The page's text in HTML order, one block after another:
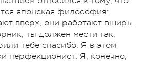
японская философия:
вверх, они работают вширь.
ты должен мести так,
тебе спасибо. Я в этом
перфекционист. Я, конечно,